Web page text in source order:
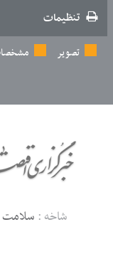
تنظیمات
تصویر
شاخه : سلامت